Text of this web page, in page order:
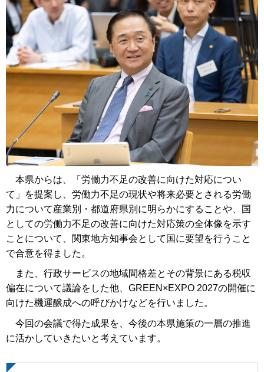
本県からは、「労働力不足の改善に向けた対応につい
て」を提案し、労働力不足の現状や将来必要とされる労働
力について産業別・都道府県別に明らかにすることや、国
としての労働力不足の改善に向けた対応策の全体像を示す
ことについて、関東地方知事会として国に要望を行うこと
で合意を得ました。
また、行政サービスの地域間格差とその背景にある税収
偏在について議論をした他、GREEN×EXPO 2027の開催に
向けた機運醸成への呼びかけなどを行いました。
今回の会議で得た成果を、今後の本県施策の一層の推進
に活かしていきたいと考えています。